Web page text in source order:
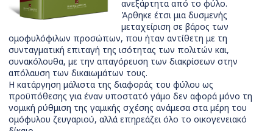
ανεξάρτητα από το φύλο.
Άρθηκε έτσι μια δυσμενής
μεταχείριση σε βάρος των
ομοφυλόφιλων προσώπων, που ήταν αντίθετη με τη
συνταγματική επιταγή της ισότητας των πολιτών και,
συνακόλουθα, με την απαγόρευση των διακρίσεων στην
απόλαυση των δικαιωμάτων τους.
Η κατάργηση μάλιστα της διαφοράς του φύλου ως
προϋπόθεσης για έναν υποστατό γάμο δεν αφορά μόνο τη
νομική ρύθμιση της γαμικής σχέσης ανάμεσα στα μέρη του
ομόφυλου ζευγαριού, αλλά επηρεάζει όλο το οικογενειακό